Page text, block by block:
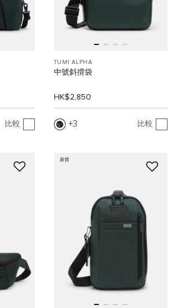
比較
TUMI ALPHA
中號斜揹袋
HK$2,850
3 比較
新貨